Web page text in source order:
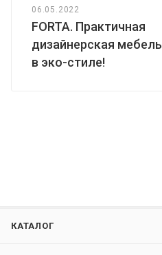
06.05.2022
FORTA. Практичная
дизайнерская мебель
в эко-стиле!
КАТАЛОГ